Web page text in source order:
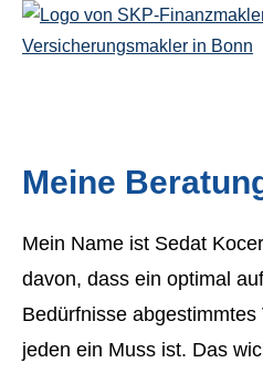
Meine
Mein Name ist Sedat
davon, dass ein optimal
Bedürfnisse
jeden ein Muss ist. Das